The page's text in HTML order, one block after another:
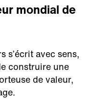
mondial de
s’écrit avec sens,
construire une
de valeur,